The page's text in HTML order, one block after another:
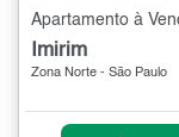
Apartamento à
Imirim
Zona Norte - São Paulo